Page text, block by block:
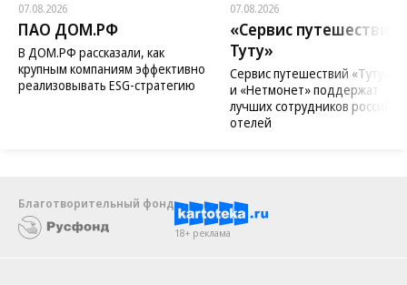
07.08.2026
ПАО ДОМ.РФ
В ДОМ.РФ рассказали, как
крупным компаниям эффективно
реализовывать ESG-стратегию
07.08.2026
«Сервис путешествий
Туту»
Сервис путешествий «Туту»
и «Нетмонет» поддержат
лучших сотрудников
отелей
Благотворительный фонд
18+ реклама